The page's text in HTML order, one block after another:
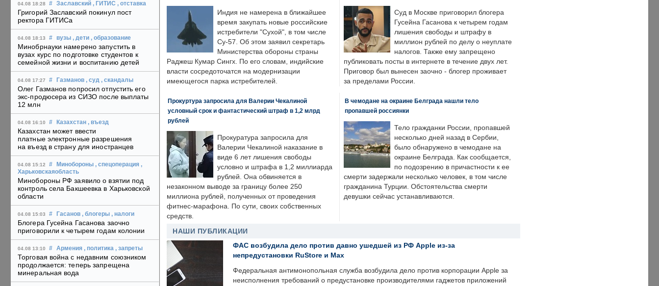
04.08 18:28 # Заславский , ГИТИС , отставка
Григорий Заславский покинул пост
ректора ГИТИСа
04.08 18:13 # вузы , дети , образование
Минобрнауки намерено запустить в
вузах курс по подготовке студентов к
семейной жизни и воспитанию детей
04.08 17:27 # Газманов , суд , скандалы
Олег Газманов попросил отпустить его
экс-продюсера из СИЗО после выплаты
12 млн
04.08 16:10 # Казахстан , въезд
Казахстан может ввести
платные электронные разрешения
на въезд в страну для иностранцев
04.08 15:12 # Минобороны , спецоперация ,
Харьковскаяобласть
Минобороны РФ заявило о взятии под
контроль села Бакшеевка в Харьковской
области
04.08 15:03 # Гасанов , блогеры , налоги
Блогера Гусейна Гасанова заочно
приговорили к четырем годам колонии
04.08 13:10 # Армения , политика , запреты
Торговая война с недавним союзником
продолжается: теперь запрещена
минеральная вода
Индия не намерена в ближайшее
время закупать новые российские
истребители "Сухой", в том числе
Су-57. Об этом заявил секретарь
Министерства обороны страны
Раджеш Кумар Сингх. По его словам, индийские
власти сосредоточатся на модернизации
имеющегося парка истребителей.
Суд в Москве приговорил блогера
Гусейна Гасанова к четырем годам
лишения свободы и штрафу в
миллион рублей по делу о неуплате
налогов. Также ему запрещено
публиковать посты в интернете в течение двух лет.
Приговор был вынесен заочно - блогер проживает
за пределами России.
Прокуртура запросила для Валерии Чекалиной
условный срок и фантастический штраф в 1,2 млрд
рублей
Прокуратура запросила для
Валерии Чекалиной наказание в
виде 6 лет лишения свободы
условно и штрафа в 1,2 миллиарда
рублей. Она обвиняется в
незаконном выводе за границу более 250
миллиона рублей, полученных от проведения
фитнес-марафона. По сути, своих собственных
средств.
В чемодане на окраине Белграда нашли тело
пропавшей россиянки
Тело гражданки России, пропавшей
несколько дней назад в Сербии,
было обнаружено в чемодане на
окраине Белграда. Как сообщается,
по подозрению в причастности к ее
смерти задержали несколько человек, в том числе
гражданина Турции. Обстоятельства смерти
девушки сейчас устанавливаются.
НАШИ ПУБЛИКАЦИИ
ФАС возбудила дело против давно ушедшей из РФ Apple из-за
непредустановки RuStore и Max
Федеральная антимонопольная служба возбудила дело против корпорации Apple за
неисполнения требований о предустановке производителями гаджетов приложений